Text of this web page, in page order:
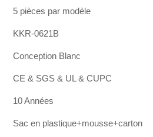
5 pièces par modèle
KKR-0621B
Conception Blanc
CE & SGS & UL & CUPC
10 Années
Sac en plastique+mousse+carton